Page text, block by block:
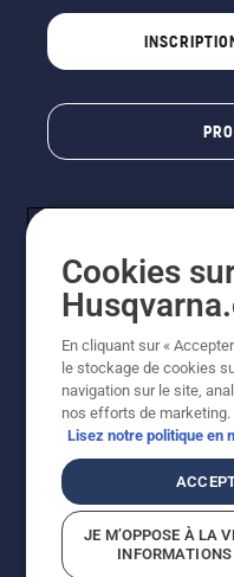
© Husqvarna AB
indiqués sont des prix
contractuelles. Tous
disponible
Conditions
Égalité hommes femmes
Cookies
En cliquant sur «
le stockage de cookies
navigation sur le site,
nos efforts de marketing.
Lisez notre politique en
JE M’OPPOSE À LA
INFORMATIONS